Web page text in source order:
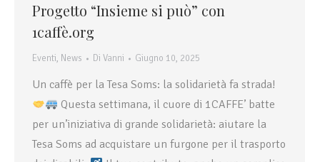
Progetto “Insieme si può” con
1caffè.org
Eventi, News Di Vanni Giugno 10, 2025
Un caffè per la Tesa Soms: la solidarietà fa strada!
Questa settimana, il cuore di 1CAFFE’ batte
per un’iniziativa di grande solidarietà: aiutare la
Tesa Soms ad acquistare un furgone per il trasporto